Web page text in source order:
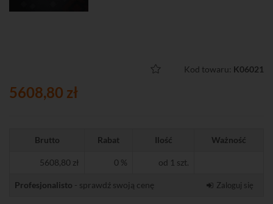
Kod towaru: K06021
5608,80 zł
Brutto Rabat Ilość Ważność
5608,80 zł 0 % od 1 szt.
Profesjonalisto - sprawdź swoją cenę Zaloguj się